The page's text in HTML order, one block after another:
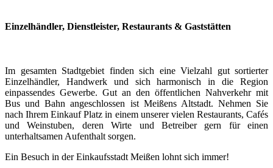
Einzelhändler, Dienstleister, Restaurants & Gaststätten
Im gesamten Stadtgebiet finden sich eine Vielzahl gut sortierter
Einzelhändler, Handwerk und sich harmonisch in die Region
einpassendes Gewerbe. Gut an den öffentlichen Nahverkehr mit
Bus und Bahn angeschlossen ist Meißens Altstadt. Nehmen Sie
nach Ihrem Einkauf Platz in einem unserer vielen Restaurants, Cafés
und Weinstuben, deren Wirte und Betreiber gern für einen
unterhaltsamen Aufenthalt sorgen.
Ein Besuch in der Einkaufsstadt Meißen lohnt sich immer!